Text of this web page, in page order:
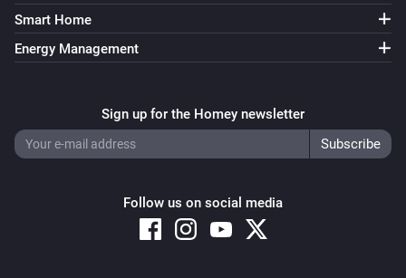
Smart Home
Energy Management
Sign up for the Homey newsletter
Follow us on social media